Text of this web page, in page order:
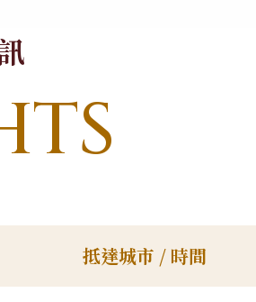
抵達城市 / 時間